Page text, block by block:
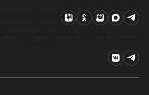
ошибка на сайте
ошибка. Чтобы найти нужную